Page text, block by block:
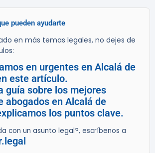
pueden ayudarte
en más temas legales, no dejes de
en urgentes en Alcalá de
este artículo.
guía sobre los mejores
abogados en Alcalá de
los puntos clave.
con un asunto legal?, escríbenos a